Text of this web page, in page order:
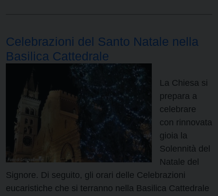
Celebrazioni del Santo Natale nella
Basilica Cattedrale
La Chiesa si
prepara a
celebrare
con rinnovata
gioia la
Solennità del
Natale del
Signore. Di seguito, gli orari delle Celebrazioni
eucaristiche che si terranno nella Basilica Cattedrale